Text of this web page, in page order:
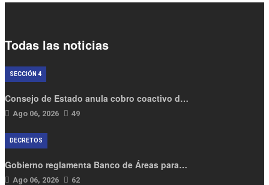
Todas las noticias
Consejo de Estado anula cobro coactivo d…
Ago 06, 2026 49
SECCIÓN 4
Gobierno reglamenta Banco de Áreas para…
Ago 06, 2026 62
DECRETOS